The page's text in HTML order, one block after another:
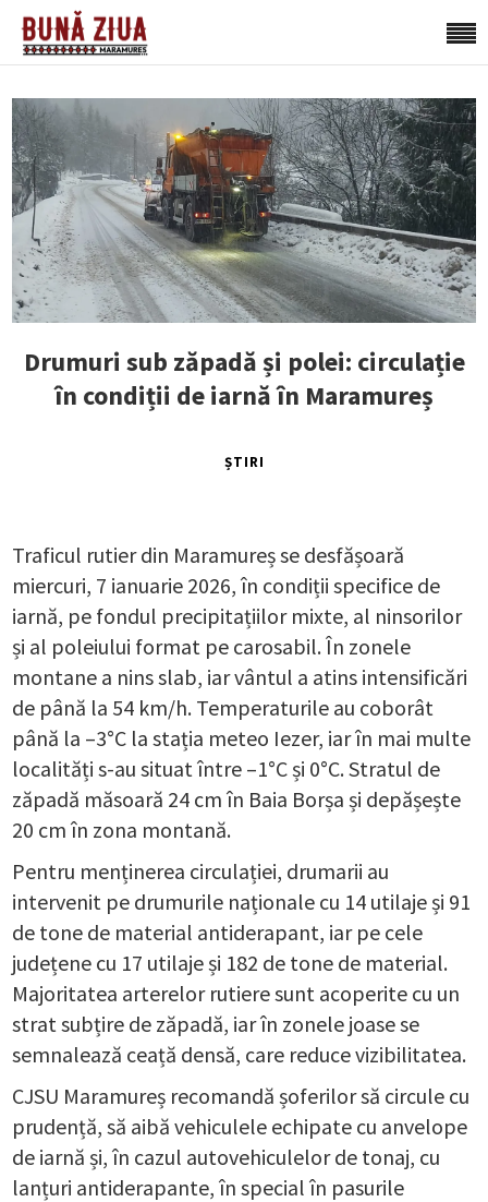
Drumuri sub zăpadă și polei: circulație
în condiții de iarnă în Maramureș
ȘTIRI
Traficul rutier din Maramureș se desfășoară
miercuri, 7 ianuarie 2026, în condiții specifice de
iarnă, pe fondul precipitațiilor mixte, al ninsorilor
și al poleiului format pe carosabil. În zonele
montane a nins slab, iar vântul a atins intensificări
de până la 54 km/h. Temperaturile au coborât
până la –3°C la stația meteo Iezer, iar în mai multe
localități s-au situat între –1°C și 0°C. Stratul de
zăpadă măsoară 24 cm în Baia Borșa și depășește
20 cm în zona montană.
Pentru menținerea circulației, drumarii au
intervenit pe drumurile naționale cu 14 utilaje și 91
de tone de material antiderapant, iar pe cele
județene cu 17 utilaje și 182 de tone de material.
Majoritatea arterelor rutiere sunt acoperite cu un
strat subțire de zăpadă, iar în zonele joase se
semnalează ceață densă, care reduce vizibilitatea.
CJSU Maramureș recomandă șoferilor să circule cu
prudență, să aibă vehiculele echipate cu anvelope
de iarnă și, în cazul autovehiculelor de tonaj, cu
lanțuri antiderapante, în special în pasurile